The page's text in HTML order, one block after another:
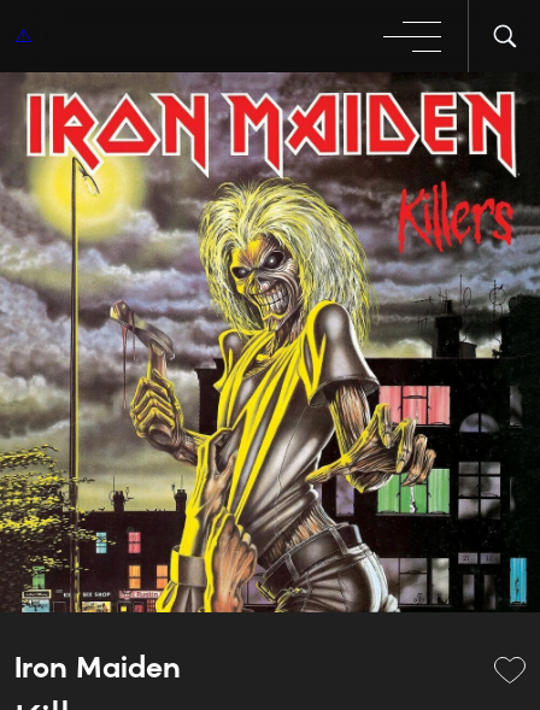
Iron Maiden